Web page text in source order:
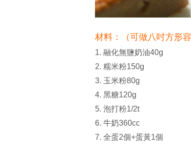
材料：（可做八吋方形容
1. 融化無鹽奶油40g
2. 糯米粉150g
3. 玉米粉80g
4. 黑糖120g
5. 泡打粉1/2t
6. 牛奶360cc
7. 全蛋2個+蛋黃1個